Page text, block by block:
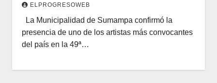
ELPROGRESOWEB
La Municipalidad de Sumampa confirmó la
presencia de uno de los artistas más convocantes
del país en la 49ª…